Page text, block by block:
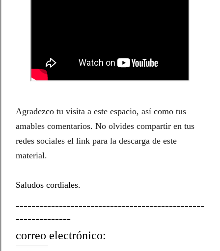
Agradezco tu visita a este espacio, así como tus
amables comentarios. No olvides compartir en tus
redes sociales el link para la descarga de este
material.
Saludos cordiales.
------------------------------------------------
--------------
correo electrónico: